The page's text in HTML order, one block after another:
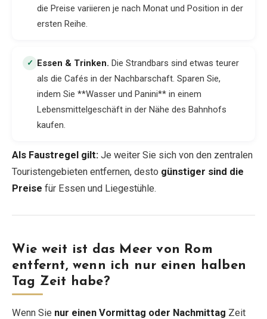
die Preise variieren je nach Monat und Position in der
ersten Reihe.
✓ Essen & Trinken. Die Strandbars sind etwas teurer
als die Cafés in der Nachbarschaft. Sparen Sie,
indem Sie **Wasser und Panini** in einem
Lebensmittelgeschäft in der Nähe des Bahnhofs
kaufen.
Als Faustregel gilt: Je weiter Sie sich von den zentralen
Touristengebieten entfernen, desto günstiger sind die
Preise für Essen und Liegestühle.
Wie weit ist das Meer von Rom
entfernt, wenn ich nur einen halben
Tag Zeit habe?
Wenn Sie nur einen Vormittag oder Nachmittag Zeit